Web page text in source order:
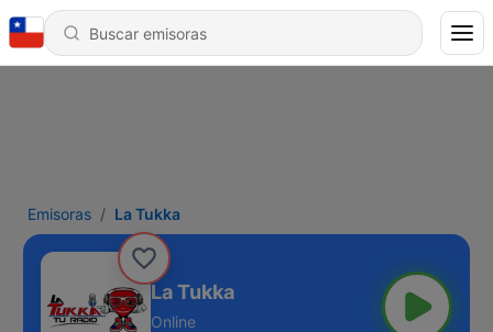
Emisoras La Tukka
La Tukka
Online